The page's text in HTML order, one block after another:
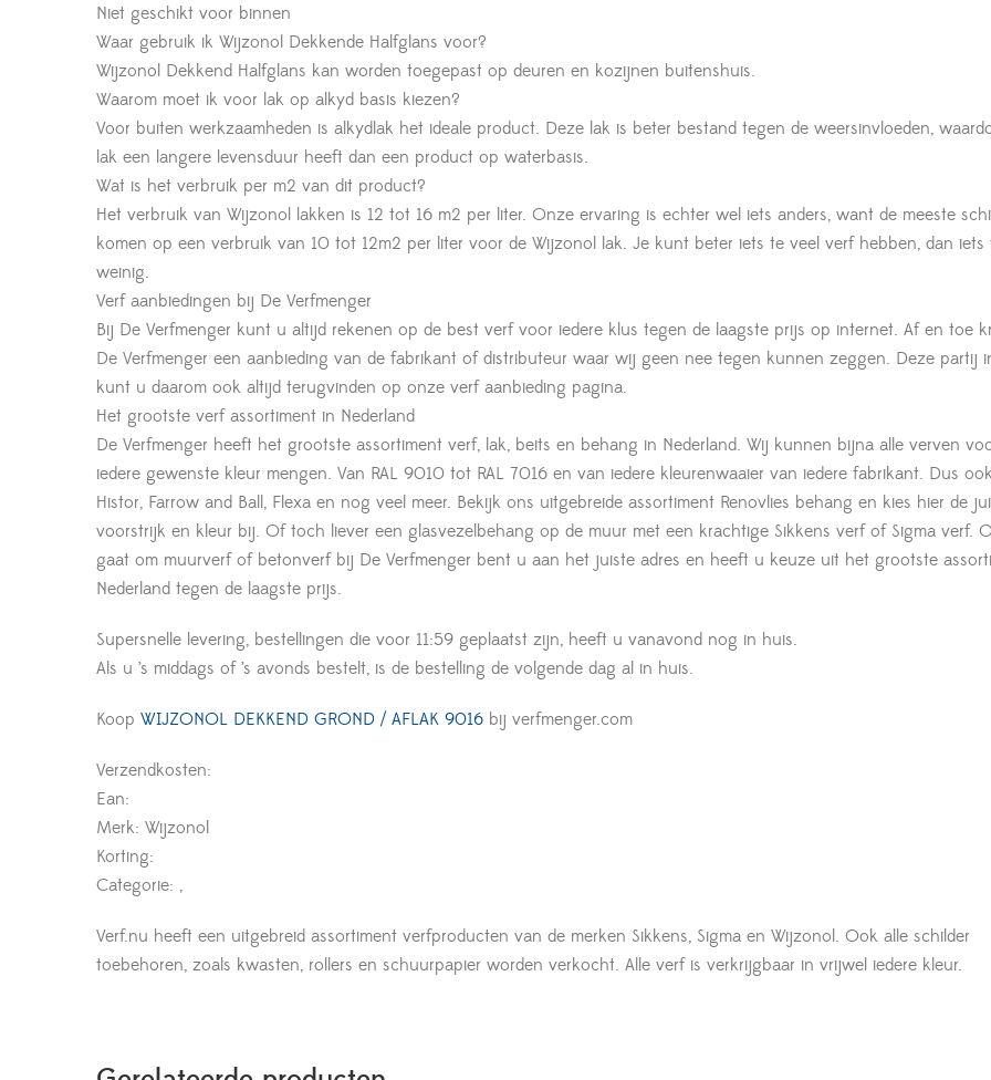
Niet geschikt voor binnen
Waar gebruik ik Wijzonol Dekkende Halfglans voor?
Wijzonol Dekkend Halfglans kan worden toegepast op deuren en kozijnen buitenshuis.
Waarom moet ik voor lak op alkyd basis kiezen?
Voor buiten werkzaamheden is alkydlak het ideale product. Deze lak is beter bestand tegen de weersinvloeden,
lak een langere levensduur heeft dan een product op waterbasis.
Wat is het verbruik per m2 van dit product?
Het verbruik van Wijzonol lakken is 12 tot 16 m2 per liter. Onze ervaring is echter wel iets anders, want de meeste
komen op een verbruik van 10 tot 12m2 per liter voor de Wijzonol lak. Je kunt beter iets te veel verf hebben, dan iets
weinig.
Verf aanbiedingen bij De Verfmenger
Bij De Verfmenger kunt u altijd rekenen op de best verf voor iedere klus tegen de laagste prijs op internet. Af en toe
De Verfmenger een aanbieding van de fabrikant of distributeur waar wij geen nee tegen kunnen zeggen. Deze partij
kunt u daarom ook altijd terugvinden op onze verf aanbieding pagina.
Het grootste verf assortiment in Nederland
De Verfmenger heeft het grootste assortiment verf, lak, beits en behang in Nederland. Wij kunnen bijna alle verven
iedere gewenste kleur mengen. Van RAL 9010 tot RAL 7016 en van iedere kleurenwaaier van iedere fabrikant. Dus
Histor, Farrow and Ball, Flexa en nog veel meer. Bekijk ons uitgebreide assortiment Renovlies behang en kies hier de
voorstrijk en kleur bij. Of toch liever een glasvezelbehang op de muur met een krachtige Sikkens verf of Sigma verf.
gaat om muurverf of betonverf bij De Verfmenger bent u aan het juiste adres en heeft u keuze uit het grootste
Nederland tegen de laagste prijs.
Supersnelle levering, bestellingen die voor 11:59 geplaatst zijn, heeft u vanavond nog in huis.
Als u ’s middags of ’s avonds bestelt, is de bestelling de volgende dag al in huis.
Koop WIJZONOL DEKKEND GROND / AFLAK 9016 bij verfmenger.com
Verzendkosten:
Ean:
Merk: Wijzonol
Korting:
Categorie: ,
Verf.nu heeft een uitgebreid assortiment verfproducten van de merken Sikkens, Sigma en Wijzonol. Ook alle schilder
toebehoren, zoals kwasten, rollers en schuurpapier worden verkocht. Alle verf is verkrijgbaar in vrijwel iedere kleur.